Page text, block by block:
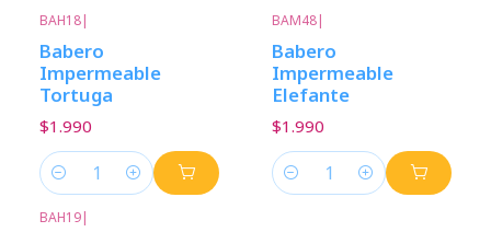
BAH18|
Babero
Impermeable
Tortuga
$1.990
Cantidad
BAM48|
Babero
Impermeable
Elefante
$1.990
Cantidad
BAH19|